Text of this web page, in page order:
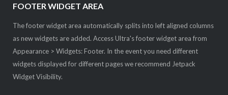
FOOTER WIDGET AREA
The footer widget area automatically splits into left aligned columns
as new widgets are added. Access Ultra's footer widget area from
Appearance > Widgets: Footer. In the event you need different
widgets displayed for different pages we recommend Jetpack
Widget Visibility.